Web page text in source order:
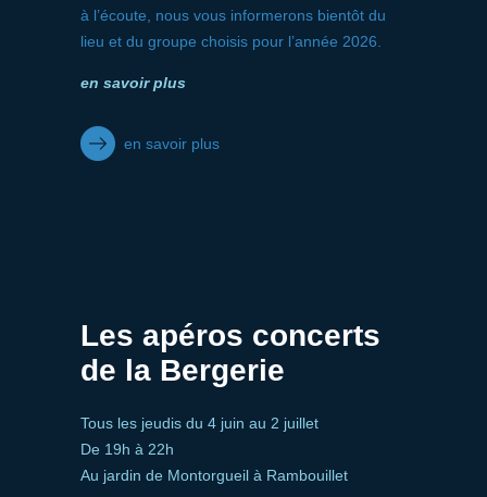
à l’écoute, nous vous informerons bientôt du
lieu et du groupe choisis pour l’année 2026.
en savoir plus
en savoir plus
Les apéros concerts
de la Bergerie
Tous les jeudis du 4 juin au 2 juillet
De 19h à 22h
Au jardin de Montorgueil à Rambouillet